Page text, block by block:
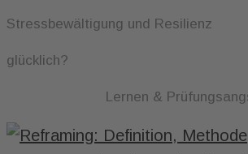
Stressbewältigung und Resilienz
glücklich?
Lernen &